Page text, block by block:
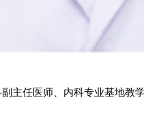
主任医师、内科专业基地教